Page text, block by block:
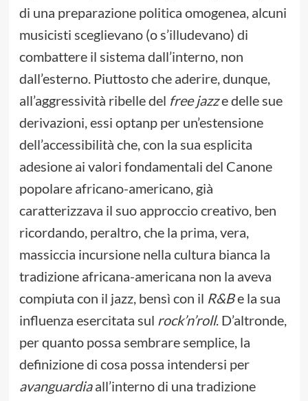
di una preparazione politica omogenea, alcuni
musicisti sceglievano (o s’illudevano) di
combattere il sistema dall’interno, non
dall’esterno. Piuttosto che aderire, dunque,
all’aggressività ribelle del free jazze delle sue
derivazioni, essi optanp per un’estensione
dell’accessibilità che, con la sua esplicita
adesione ai valori fondamentali del Canone
popolare africano-americano, già
caratterizzava il suo approccio creativo, ben
ricordando, peraltro, che la prima, vera,
massiccia incursione nella cultura bianca la
tradizione africana-americana non la aveva
compiuta con il jazz, bensì con il R&Be la sua
influenza esercitata sul rock’n’roll. D’altronde,
per quanto possa sembrare semplice, la
definizione di cosa possa intendersi per
avanguardiaall’interno di una tradizione